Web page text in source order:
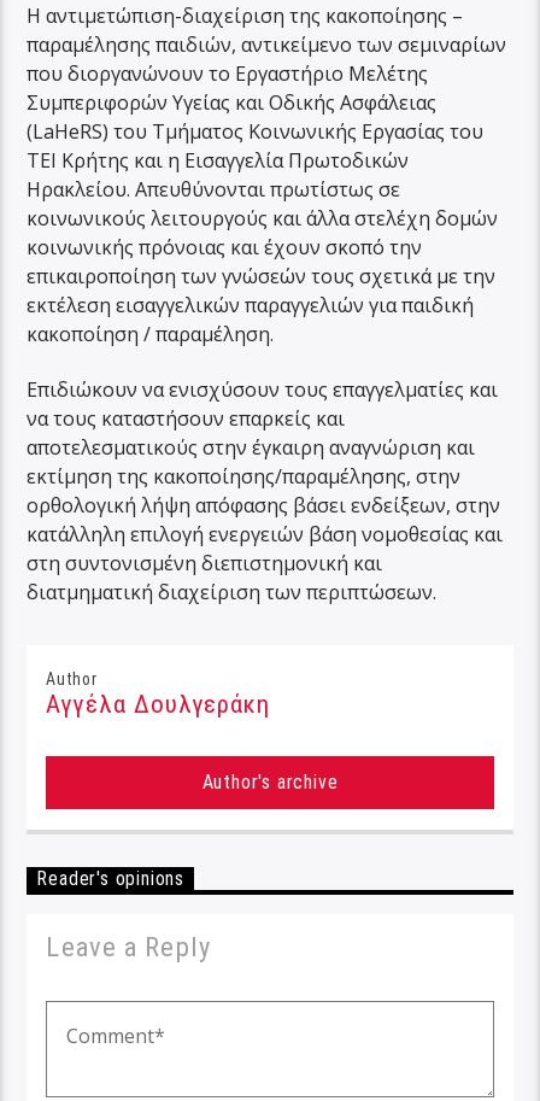
Η αντιμετώπιση-διαχείριση της κακοποίησης –
παραμέλησης παιδιών, αντικείμενο των σεμιναρίων
που διοργανώνουν το Εργαστήριο Μελέτης
Συμπεριφορών Υγείας και Οδικής Ασφάλειας
(LaHeRS) του Τμήματος Κοινωνικής Εργασίας του
ΤΕΙ Κρήτης και η Εισαγγελία Πρωτοδικών
Ηρακλείου. Απευθύνονται πρωτίστως σε
κοινωνικούς λειτουργούς και άλλα στελέχη δομών
κοινωνικής πρόνοιας και έχουν σκοπό την
επικαιροποίηση των γνώσεών τους σχετικά με την
εκτέλεση εισαγγελικών παραγγελιών για παιδική
κακοποίηση / παραμέληση.
Επιδιώκουν να ενισχύσουν τους επαγγελματίες και
να τους καταστήσουν επαρκείς και
αποτελεσματικούς στην έγκαιρη αναγνώριση και
εκτίμηση της κακοποίησης/παραμέλησης, στην
ορθολογική λήψη απόφασης βάσει ενδείξεων, στην
κατάλληλη επιλογή ενεργειών βάση νομοθεσίας και
στη συντονισμένη διεπιστημονική και
διατμηματική διαχείριση των περιπτώσεων.
Author
Αγγέλα Δουλγεράκη
Author's archive
Reader's opinions
Leave a Reply